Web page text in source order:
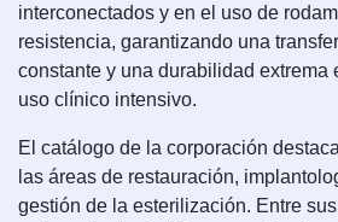
interconectados y en el uso de
resistencia, garantizando una
constante y una durabilidad extrema
uso clínico intensivo.
El catálogo de la corporación
las áreas de restauración,
gestión de la esterilización. Entre